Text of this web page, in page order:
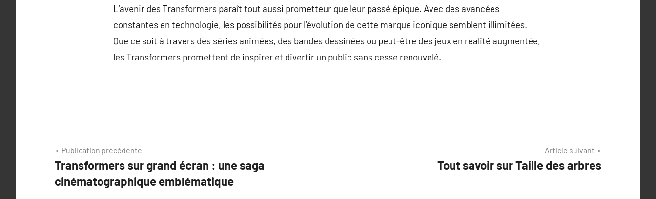
L’avenir des Transformers paraît tout aussi prometteur que leur passé épique. Avec des avancées
constantes en technologie, les possibilités pour l’évolution de cette marque iconique semblent illimitées.
Que ce soit à travers des séries animées, des bandes dessinées ou peut-être des jeux en réalité augmentée,
les Transformers promettent de inspirer et divertir un public sans cesse renouvelé.
Navigation
de
l’article
Publication précédente
Transformers sur grand écran : une saga
cinématographique emblématique
Article suivant
Tout savoir sur Taille des arbres